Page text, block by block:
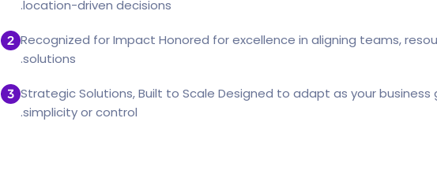
location-driven decisions.
Recognized for Impact Honored for excellence in aligning teams,
solutions.
Strategic Solutions, Built to Scale Designed to adapt as your
simplicity or control.